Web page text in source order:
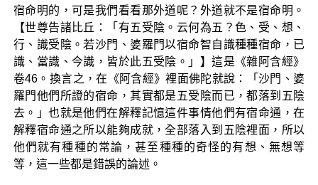
宿命明的，可是我們看看那外道呢？外道就不是宿命明。
【世尊告諸比丘：「有五受陰。云何為五？色、受、想、
行、識受陰。若沙門、婆羅門以宿命智自識種種宿命，已
識、當識、今識，皆於此五受陰。」】這是《雜阿含經》
卷46。換言之，在《阿含經》裡面佛陀就說：「沙門、婆
羅門他們所證的宿命，其實都是五受陰而已，都落到五陰
去。」也就是他們在解釋記憶這件事情他們有宿命通，在
解釋宿命通之所以能夠成就，全部落入到五陰裡面，所以
他們就有種種的常論，甚至種種的奇怪的有想、無想等
等，這一些都是錯誤的論述。